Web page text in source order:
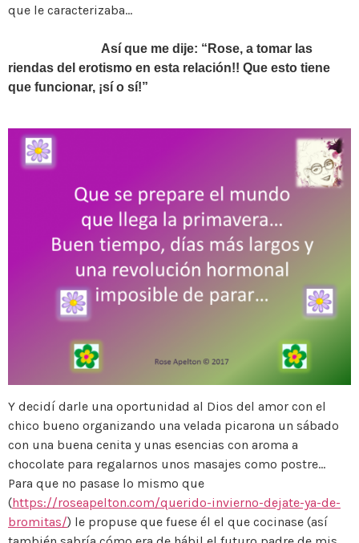
que le caracterizaba…
Así que me dije: “Rose, a tomar las
riendas del erotismo en esta relación!! Que esto tiene
que funcionar, ¡sí o sí!”
Y decidí darle una oportunidad al Dios del amor con el
chico bueno organizando una velada picarona un sábado
con una buena cenita y unas esencias con aroma a
chocolate para regalarnos unos masajes como postre…
Para que no pasase lo mismo que
(https://roseapelton.com/querido-invierno-dejate-ya-de-
bromitas/) le propuse que fuese él el que cocinase (así